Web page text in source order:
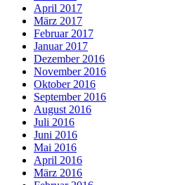
April 2017
März 2017
Februar 2017
Januar 2017
Dezember 2016
November 2016
Oktober 2016
September 2016
August 2016
Juli 2016
Juni 2016
Mai 2016
April 2016
März 2016